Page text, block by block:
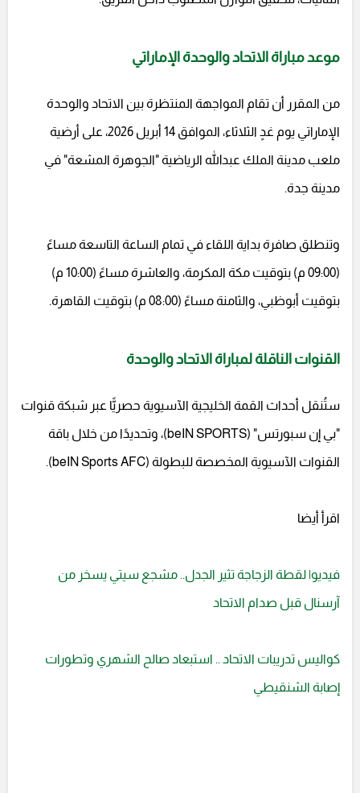
موعد مباراة الاتحاد والوحدة الإماراتي
من المقرر أن تقام المواجهة المنتظرة بين الاتحاد والوحدة
الإماراتي يوم غدٍ الثلاثاء، الموافق 14 أبريل 2026، على أرضية
ملعب مدينة الملك عبدالله الرياضية "الجوهرة المشعة" في
مدينة جدة.
وتنطلق صافرة بداية اللقاء في تمام الساعة التاسعة مساءً
(09:00 م) بتوقيت مكة المكرمة، والعاشرة مساءً (10:00 م)
بتوقيت أبوظبي، والثامنة مساءً (08:00 م) بتوقيت القاهرة.
القنوات الناقلة لمباراة الاتحاد والوحدة
ستُنقل أحداث القمة الخليجية الآسيوية حصريًّا عبر شبكة قنوات
"بي إن سبورتس" (beIN SPORTS)، وتحديدًا من خلال باقة
القنوات الآسيوية المخصصة للبطولة (beIN Sports AFC).
اقرأ أيضا
فيديو| لقطة الزجاجة تثير الجدل.. مشجع سيتي يسخر من
آرسنال قبل صدام الاتحاد
كواليس تدريبات الاتحاد .. استبعاد صالح الشهري وتطورات
إصابة الشنقيطي